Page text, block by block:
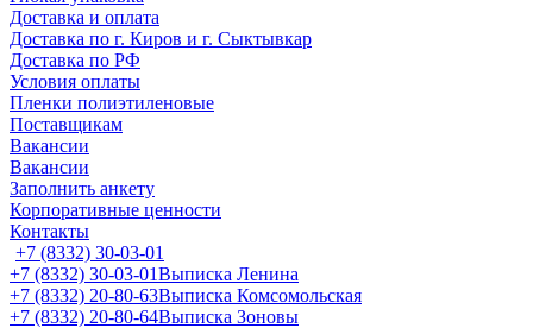
Доставка и оплата
Доставка по г. Киров и г. Сыктывкар
Доставка по РФ
Условия оплаты
Пленки полиэтиленовые
Поставщикам
Вакансии
Вакансии
Заполнить анкету
Корпоративные ценности
Контакты
+7 (8332) 30-03-01
+7 (8332) 30-03-01Выписка Ленина
+7 (8332) 20-80-63Выписка Комсомольская
+7 (8332) 20-80-64Выписка Зоновы